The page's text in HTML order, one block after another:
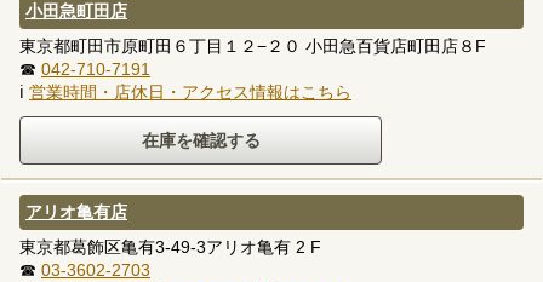
小田急町田店
東京都町田市原町田６丁目１２−２０ 小田急百貨店町田店８F
☎ 042-710-7191
ℹ 営業時間・店休日・アクセス情報はこちら
アリオ亀有店
東京都葛飾区亀有3-49-3アリオ亀有 2 F
☎ 03-3602-2703